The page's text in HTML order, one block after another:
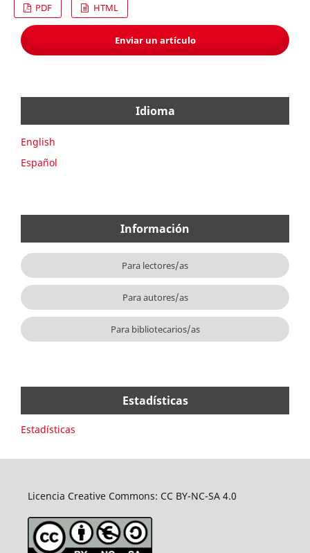
PDF
HTML
Enviar un artículo
Idioma
English
Español
Información
Para lectores/as
Para autores/as
Para bibliotecarios/as
Estadísticas
Estadísticas
Licencia Creative Commons: CC BY-NC-SA 4.0